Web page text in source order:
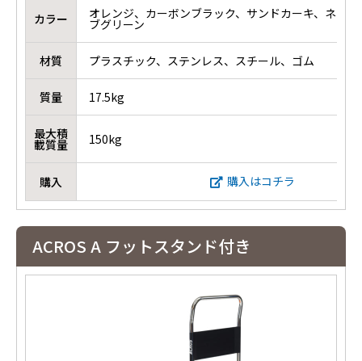
カラー オレンジ、カーボンブラック、サンドカーキ、ネイ
ブグリーン
材質 プラスチック、ステンレス、スチール、ゴム
質量 17.5kg
最大積
載質量 150kg
購入 購入はコチラ
ACROS A フットスタンド付き